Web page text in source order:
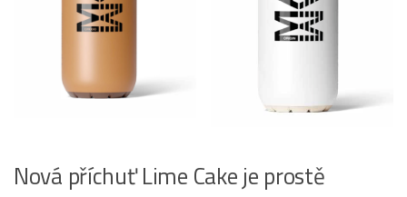
Nová příchuť Lime Cake je prostě